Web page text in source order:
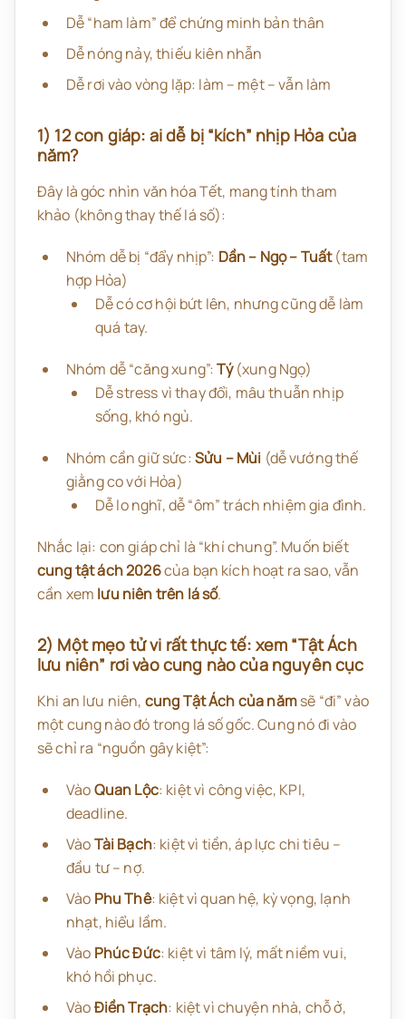
Dễ “ham làm” để chứng minh bản thân
Dễ nóng nảy, thiếu kiên nhẫn
Dễ rơi vào vòng lặp: làm – mệt – vẫn làm
1) 12 con giáp: ai dễ bị “kích” nhịp Hỏa của
năm?
Đây là góc nhìn văn hóa Tết, mang tính tham
khảo (không thay thế lá số):
Nhóm dễ bị “đẩy nhịp”: Dần – Ngọ – Tuất(tam
hợp Hỏa)
Dễ có cơ hội bứt lên, nhưng cũng dễ làm
quá tay.
Nhóm dễ “căng xung”:Tý(xung Ngọ)
Dễ stress vì thay đổi, mâu thuẫn nhịp
sống, khó ngủ.
Nhóm cần giữ sức:Sửu – Mùi (dễ vướng thế
giằng co với Hỏa)
Dễ lo nghĩ, dễ “ôm” trách nhiệm gia đình.
Nhắc lại: con giáp chỉ là “khí chung”. Muốn biết
cung tật ách 2026của bạn kích hoạt ra sao, vẫn
cần xem lưu niên trên lá số.
2) Một mẹo tử vi rất thực tế: xem “Tật Ách
lưu niên” rơi vào cung nào của nguyên cục
Khi an lưu niên, cung Tật Ách của nămsẽ “đi” vào
một cung nào đó trong lá số gốc. Cung nó đi vào
sẽ chỉ ra “nguồn gây kiệt”:
VàoQuan Lộc: kiệt vì công việc, KPI,
deadline.
VàoTài Bạch: kiệt vì tiền, áp lực chi tiêu –
đầu tư – nợ.
Vào Phu Thê: kiệt vì quan hệ, kỳ vọng, lạnh
nhạt, hiểu lầm.
Vào Phúc Đức: kiệt vì tâm lý, mất niềm vui,
khó hồi phục.
VàoĐiền Trạch: kiệt vì chuyện nhà, chỗ ở,